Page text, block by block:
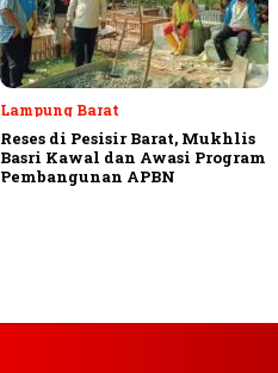
Lampung Barat
Reses di Pesisir Barat, Mukhlis
Basri Kawal dan Awasi Program
Pembangunan APBN